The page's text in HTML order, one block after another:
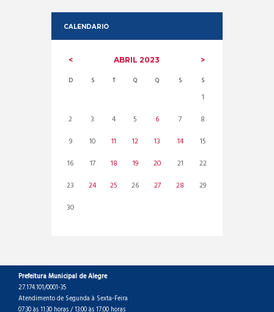
CALENDARIO
ABRIL2023
D S T Q Q S S
1
2
3 4 5 6 7
8
9
10 11 12 13 14
15
16
17 18 19 20 21
22
23
24 25 26 27 28
29
30
Prefeitura Municipal de Alegre
27.174.101/0001-35
Atendimento de Segunda à Sexta-Feira